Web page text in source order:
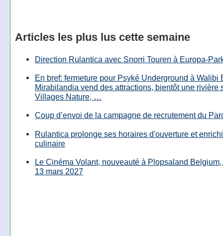
Articles les plus lus cette semaine
Direction Rulantica avec Snorri Touren à Europa-
En bref: fermeture pour Psyké Underground à Walibi
Mirabilandia vend des attractions, bientôt une rivière
Villages Nature, …
Coup d’envoi de la campagne de recrutement du
Rulantica prolonge ses horaires d'ouverture et
culinaire
Le Cinéma Volant, nouveauté à Plopsaland
13 mars 2027